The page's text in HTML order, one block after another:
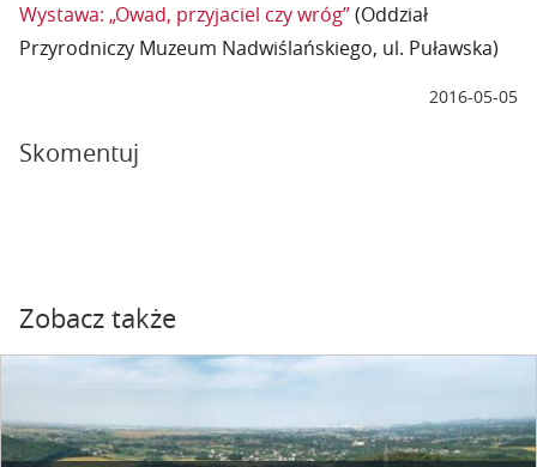
Wystawa: „Owad, przyjaciel czy wróg”(Oddział
Przyrodniczy Muzeum Nadwiślańskiego, ul. Puławska)
2016-05-05
Skomentuj
Zobacz także